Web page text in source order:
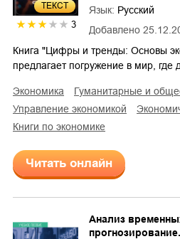
ТЕКСТ
3 Добавлено
Язык: Русский
Книга "Цифры и тренды: Основы
предлагает погружение в мир, где
экономика
гуманитарные и
управление экономикой
книги по экономике
Читать онлайн
Анализ